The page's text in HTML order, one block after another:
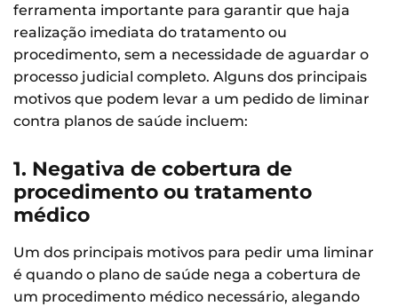
ferramenta importante para garantir que haja
realização imediata do tratamento ou
procedimento, sem a necessidade de aguardar o
processo judicial completo. Alguns dos principais
motivos que podem levar a um pedido de liminar
contra planos de saúde incluem:
1. Negativa de cobertura de
procedimento ou tratamento
médico
Um dos principais motivos para pedir uma liminar
é quando o plano de saúde nega a cobertura de
um procedimento médico necessário, alegando